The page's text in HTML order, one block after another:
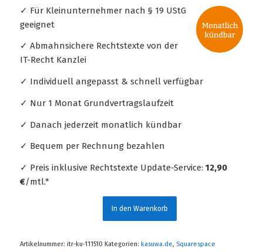
✓ Für Kleinunternehmer nach § 19 UStG
geeignet
✓ Abmahnsichere Rechtstexte von der
IT-Recht Kanzlei
✓ Individuell angepasst & schnell verfügbar
✓ Nur 1 Monat Grundvertragslaufzeit
✓ Danach jederzeit monatlich kündbar
✓ Bequem per Rechnung bezahlen
✓ Preis inklusive Rechtstexte Update-Service: 12,90
€/mtl.*
In den Warenkorb
Artikelnummer: itr-ku-111510 Kategorien: kasuwa.de, Squarespace